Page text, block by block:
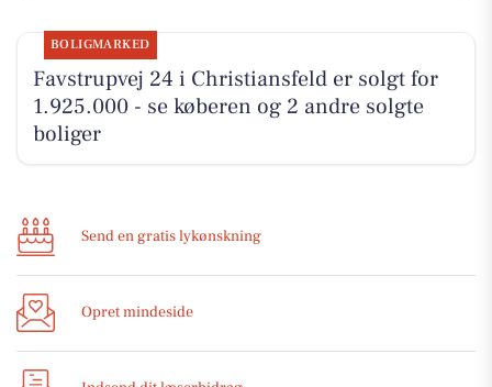
BOLIGMARKED
Favstrupvej 24 i Christiansfeld er solgt for
1.925.000 - se køberen og 2 andre solgte
boliger
Send en gratis lykønskning
Opret mindeside